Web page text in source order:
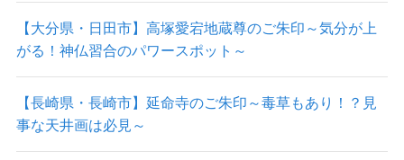
【大分県・日田市】高塚愛宕地蔵尊のご朱印～気分が上
がる！神仏習合のパワースポット～
【長崎県・長崎市】延命寺のご朱印～毒草もあり！？見
事な天井画は必見～